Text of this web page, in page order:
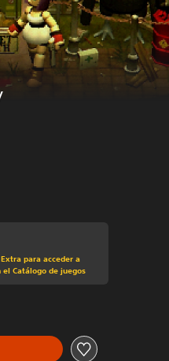
precio original de US$19.99
para acceder a
Catálogo de juegos